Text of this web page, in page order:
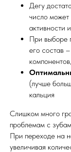
Дегу
число может
активности
При выборе
его состав
(лучше
кальция
Слишком много
проблемам с
При переходе на
увеличивая